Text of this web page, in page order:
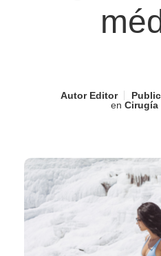
AutorEditor
en Cirugía